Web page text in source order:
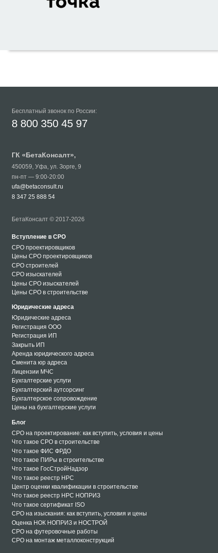
Бесплатный звонок по России:
8 800 350 45 97
ГК « БетаКонсалт»,
450059 Уфа ул. Зорге, 9
пн-пт — 9:00-20:00
ufa@betaconsult.ru
8 347 25 888 54
БетаКонсалт © 2017-2026
Вступление в СРО
СРО проектировщиков
Цены СРО проектировщиков
СРО строителей
СРО изыскателей
Цены СРО изыскателей
Цены СРО в строительстве
Юридические адреса
Юридические адреса
Регистрация ООО
Регистрация ИП
Закрыть ИП
Аренда юридического адреса
Сменита юр адреса
Лицензии МЧС
Бухгалтерские услуги
Бухгалтерский аутсорсинг
Бухгалтерское сопровождение
Цены на бухгалтерские услуги
Блог
СРО на проектирование: как вступить, условия и цены
Что такое СРО в строительстве
Что такое ФИС ФРДО
Что такое ПИРы в строительстве
Что такое ГосСтройНадзор
Что такое реестр НРС
Центр оценки квалификации в строительстве
Что такое реестр НРС НОПРИЗ
Что такое сертификат ISO
СРО на изыскания: как вступить, условия и цены
Оценка НОК НОПРИЗ и НОСТРОЙ
СРО на футеровочные работы
СРО на монтаж металлоконструкций